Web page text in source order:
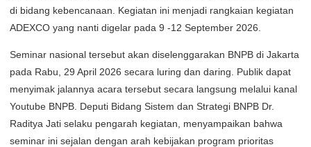
di bidang kebencanaan. Kegiatan ini menjadi rangkaian kegiatan
ADEXCO yang nanti digelar pada 9 -12 September 2026.
Seminar nasional tersebut akan diselenggarakan BNPB di Jakarta
pada Rabu, 29 April 2026 secara luring dan daring. Publik dapat
menyimak jalannya acara tersebut secara langsung melalui kanal
Youtube BNPB. Deputi Bidang Sistem dan Strategi BNPB Dr.
Raditya Jati selaku pengarah kegiatan, menyampaikan bahwa
seminar ini sejalan dengan arah kebijakan program prioritas